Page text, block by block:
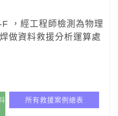
，經工程師檢測為物理
做資料救援分析運算處
所有救援案例總表